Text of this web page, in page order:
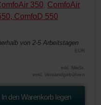
350, ComfoAir
ComfoD 550
von 2-5 Arbeitstagen
EUR
inkl. MwSt.
exkl. Versandgebühren
In den Warenkorb legen